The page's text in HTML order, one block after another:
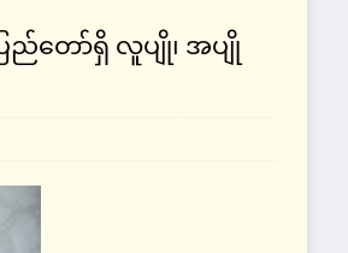
ည်တော်ရှိ လူပျို၊ အပျို